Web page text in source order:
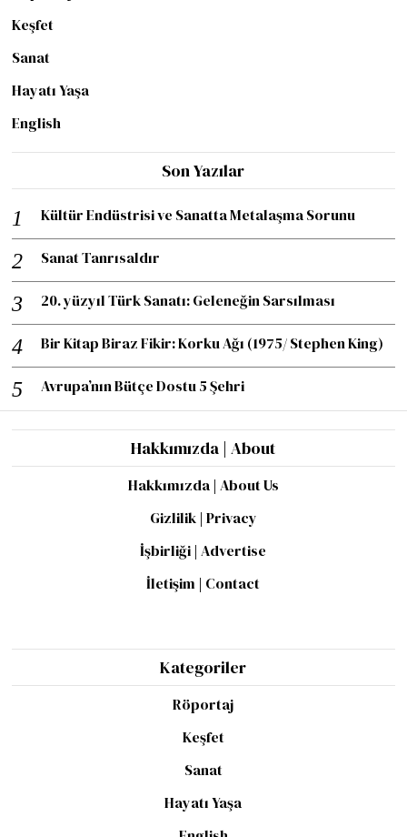
Keşfet
Sanat
Hayatı Yaşa
English
Son Yazılar
Kültür Endüstrisi ve Sanatta Metalaşma Sorunu
Sanat Tanrısaldır
20. yüzyıl Türk Sanatı: Geleneğin Sarsılması
Bir Kitap Biraz Fikir: Korku Ağı (1975/ Stephen King)
Avrupa’nın Bütçe Dostu 5 Şehri
Hakkımızda | About
Hakkımızda | About Us
Gizlilik | Privacy
İşbirliği | Advertise
İletişim | Contact
Kategoriler
Röportaj
Keşfet
Sanat
Hayatı Yaşa